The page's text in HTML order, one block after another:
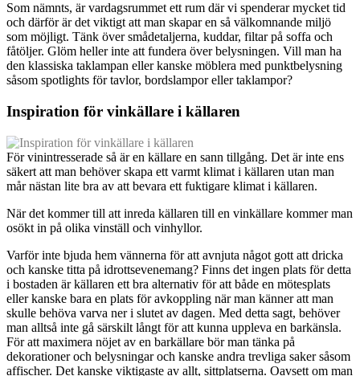
Som nämnts, är vardagsrummet ett rum där vi spenderar mycket tid
och därför är det viktigt att man skapar en så välkomnande miljö
som möjligt. Tänk över smådetaljerna, kuddar, filtar på soffa och
fåtöljer. Glöm heller inte att fundera över belysningen. Vill man ha
den klassiska taklampan eller kanske möblera med punktbelysning
såsom spotlights för tavlor, bordslampor eller taklampor?
Inspiration för vinkällare i källaren
För vinintresserade så är en källare en sann tillgång. Det är inte ens
säkert att man behöver skapa ett varmt klimat i källaren utan man
mår nästan lite bra av att bevara ett fuktigare klimat i källaren.
När det kommer till att inreda källaren till en vinkällare kommer man
osökt in på olika vinställ och vinhyllor.
Varför inte bjuda hem vännerna för att avnjuta något gott att dricka
och kanske titta på idrottsevenemang? Finns det ingen plats för detta
i bostaden är källaren ett bra alternativ för att både en mötesplats
eller kanske bara en plats för avkoppling när man känner att man
skulle behöva varva ner i slutet av dagen. Med detta sagt, behöver
man alltså inte gå särskilt långt för att kunna uppleva en barkänsla.
För att maximera nöjet av en barkällare bör man tänka på
dekorationer och belysningar och kanske andra trevliga saker såsom
affischer. Det kanske viktigaste av allt, sittplatserna. Oavsett om man